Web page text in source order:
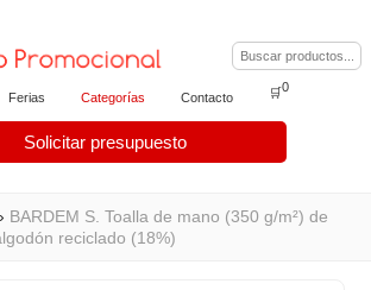
Ferias Categorías Contacto
Solicitar presupuesto
🛒0
› BARDEM S. Toalla de mano (350 g/m²) de
reciclado (18%)